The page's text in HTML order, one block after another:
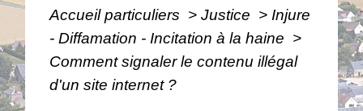
Accueil particuliers > Justice > Injure
- Diffamation - Incitation à la haine >
Comment signaler le contenu illégal
d'un site internet ?